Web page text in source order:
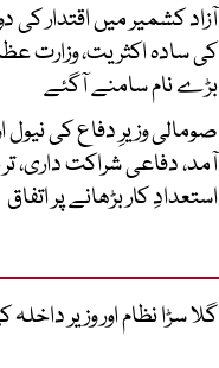
آزاد کشمیر میں اقتدار کی
کی سادہ اکثریت، وزارت
بڑے نام سامنے آگئے
صومالی وزیرِ دفاع کی نیول
آمد، دفاعی شراکت داری،
استعدادِ کار بڑھانے پر اتفاق
گلا سڑا نظام اور وزیر داخلہ